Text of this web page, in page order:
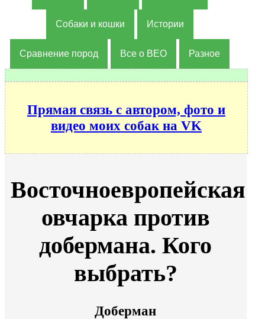
Собаки и кошки Истории
Сравнение пород Все о ВЕО Разное
Прямая связь с автором, фото и
видео моих собак на VK
Восточноевропейская
овчарка против
добермана. Кого
выбрать?
Доберман